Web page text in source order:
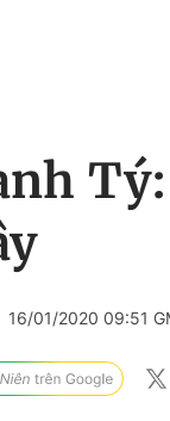
16/01/2020 09:51